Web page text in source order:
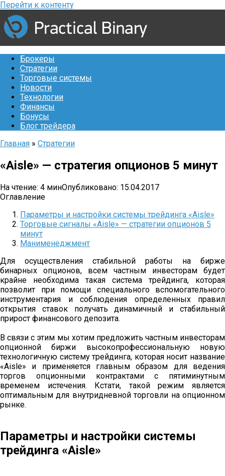
Перейти к контенту
Брокеры
Стратегии
Торговые системы
Новости
Технологии
Финансы
Бонусы
Блог трейдера
Главная » Стратегии
«Aisle» — стратегия опционов 5 минут
На чтение: 4 минОпубликовано: 15.04.2017
Оглавление
Параметры и настройки системы трейдинга «Aisle»
Торговые сигналы «Aisle» — стратегии опционов 5
минут
Манименеджмент
Для осуществления стабильной работы на бирже
бинарных опционов, всем частным инвесторам будет
крайне необходима такая система трейдинга, которая
позволит при помощи специального вспомогательного
инструментария и соблюдения определенных правил
открытия ставок получать динамичный и стабильный
прирост финансового депозита.
В связи с этим мы хотим предложить частным инвесторам
опционной биржи высокопрофессиональную новую
технологичную систему трейдинга, которая носит название
«Aisle» и применяется главным образом для ведения
торгов опционными контрактами с пятиминутным
временем истечения. Кстати, такой режим является
оптимальным для внутридневной торговли на опционном
рынке.
Параметры и настройки системы
трейдинга «Aisle»